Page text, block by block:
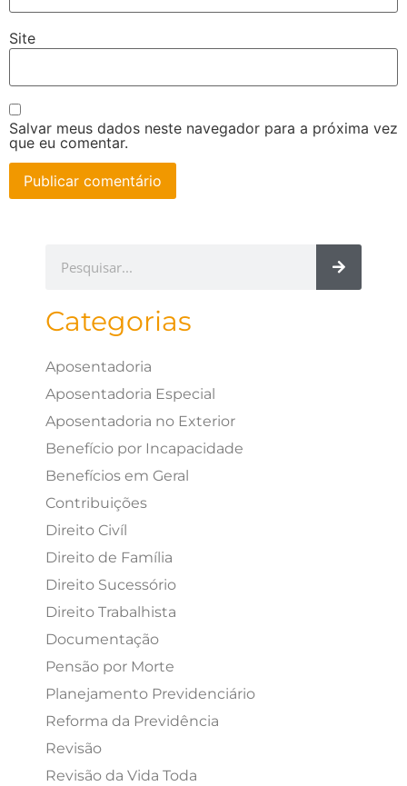
Site
Salvar meus dados neste navegador para a próxima vez
que eu comentar.
Categorias
Aposentadoria
Aposentadoria Especial
Aposentadoria no Exterior
Benefício por Incapacidade
Benefícios em Geral
Contribuições
Direito Civíl
Direito de Família
Direito Sucessório
Direito Trabalhista
Documentação
Pensão por Morte
Planejamento Previdenciário
Reforma da Previdência
Revisão
Revisão da Vida Toda